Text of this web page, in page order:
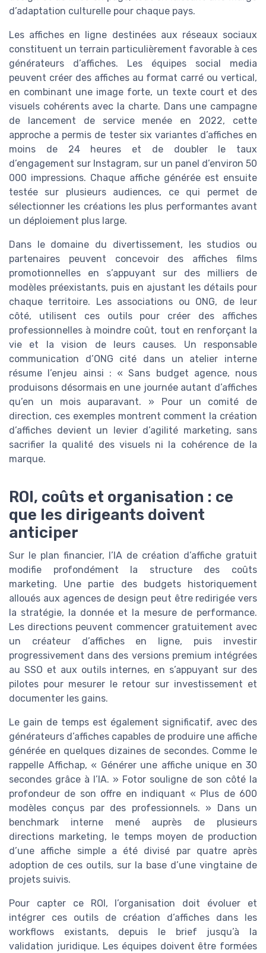
d’adaptation culturelle pour chaque pays.
Les affiches en ligne destinées aux réseaux sociaux
constituent un terrain particulièrement favorable à ces
générateurs d’affiches. Les équipes social media
peuvent créer des affiches au format carré ou vertical,
en combinant une image forte, un texte court et des
visuels cohérents avec la charte. Dans une campagne
de lancement de service menée en 2022, cette
approche a permis de tester six variantes d’affiches en
moins de 24 heures et de doubler le taux
d’engagement sur Instagram, sur un panel d’environ 50
000 impressions. Chaque affiche générée est ensuite
testée sur plusieurs audiences, ce qui permet de
sélectionner les créations les plus performantes avant
un déploiement plus large.
Dans le domaine du divertissement, les studios ou
partenaires peuvent concevoir des affiches films
promotionnelles en s’appuyant sur des milliers de
modèles préexistants, puis en ajustant les détails pour
chaque territoire. Les associations ou ONG, de leur
côté, utilisent ces outils pour créer des affiches
professionnelles à moindre coût, tout en renforçant la
vie et la vision de leurs causes. Un responsable
communication d’ONG cité dans un atelier interne
résume l’enjeu ainsi : « Sans budget agence, nous
produisons désormais en une journée autant d’affiches
qu’en un mois auparavant. » Pour un comité de
direction, ces exemples montrent comment la création
d’affiches devient un levier d’agilité marketing, sans
sacrifier la qualité des visuels ni la cohérence de la
marque.
ROI, coûts et organisation : ce
que les dirigeants doivent
anticiper
Sur le plan financier, l’IA de création d’affiche gratuit
modifie profondément la structure des coûts
marketing. Une partie des budgets historiquement
alloués aux agences de design peut être redirigée vers
la stratégie, la donnée et la mesure de performance.
Les directions peuvent commencer gratuitement avec
un créateur d’affiches en ligne, puis investir
progressivement dans des versions premium intégrées
au SSO et aux outils internes, en s’appuyant sur des
pilotes pour mesurer le retour sur investissement et
documenter les gains.
Le gain de temps est également significatif, avec des
générateurs d’affiches capables de produire une affiche
générée en quelques dizaines de secondes. Comme le
rappelle Affichap, « Générer une affiche unique en 30
secondes grâce à l’IA. » Fotor souligne de son côté la
profondeur de son offre en indiquant « Plus de 600
modèles conçus par des professionnels. » Dans un
benchmark interne mené auprès de plusieurs
directions marketing, le temps moyen de production
d’une affiche simple a été divisé par quatre après
adoption de ces outils, sur la base d’une vingtaine de
projets suivis.
Pour capter ce ROI, l’organisation doit évoluer et
intégrer ces outils de création d’affiches dans les
workflows existants, depuis le brief jusqu’à la
validation juridique. Les équipes doivent être formées